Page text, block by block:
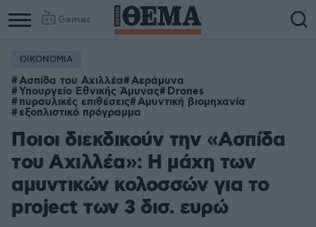
Games
ΟΙΚΟΝΟΜΙΑ
Ασπίδα του Αχιλλέα Αεράμυνα
Υπουργείο Εθνικής Άμυνας Drones
πυραυλικές επιθέσεις Αμυντική βιομηχανία
εξοπλιστικό πρόγραμμα
Ποιοι διεκδικούν την «Ασπίδα
του Αχιλλέα»: Η μάχη των
αμυντικών κολοσσών για το
project των 3 δισ. ευρώ